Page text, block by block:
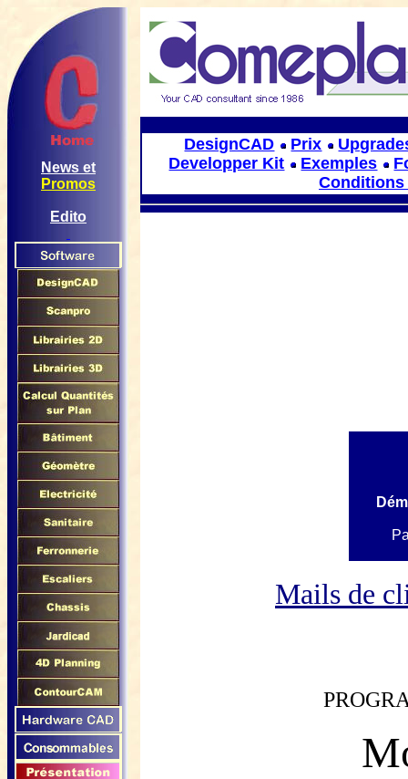
News et
Promos
Edito
DesignCAD Prix
Developper Kit
Exemples
Conditions
Mails de